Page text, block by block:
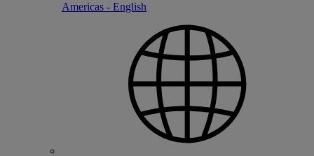
Americas - English